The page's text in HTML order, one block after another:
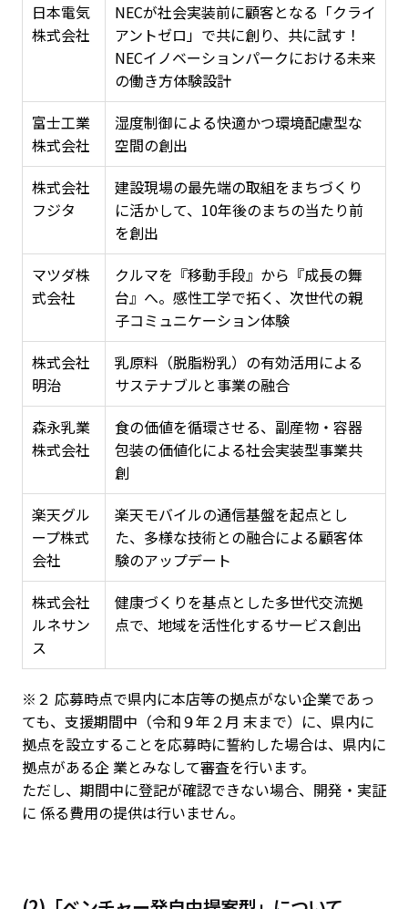
日本電気
株式会社
NECが社会実装前に顧客となる「クライ
アントゼロ」で共に創り、共に試す！
NECイノベーションパークにおける未来
の働き方体験設計
富士工業
株式会社
湿度制御による快適かつ環境配慮型な
空間の創出
株式会社
フジタ
建設現場の最先端の取組をまちづくり
に活かして、10年後のまちの当たり前
を創出
マツダ株
式会社
クルマを『移動手段』から『成長の舞
台』へ。感性工学で拓く、次世代の親
子コミュニケーション体験
株式会社
明治
乳原料（脱脂粉乳）の有効活用による
サステナブルと事業の融合
森永乳業
株式会社
食の価値を循環させる、副産物・容器
包装の価値化による社会実装型事業共
創
楽天グル
ープ株式
会社
楽天モバイルの通信基盤を起点とし
た、多様な技術との融合による顧客体
験のアップデート
株式会社
ルネサン
ス
健康づくりを基点とした多世代交流拠
点で、地域を活性化するサービス創出
※２ 応募時点で県内に本店等の拠点がない企業であっ
ても、支援期間中（令和９年２月 末まで）に、県内に
拠点を設立することを応募時に誓約した場合は、県内に
拠点がある企 業とみなして審査を行います。
ただし、期間中に登記が確認できない場合、開発・実証
に 係る費用の提供は行いません。